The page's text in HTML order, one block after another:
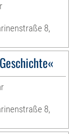
8,
8,